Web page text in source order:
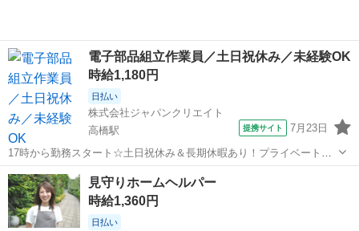
電子部品組立作業員／土日祝休み／未経験OK
時給1,180円
日払い
株式会社ジャパンクリエイト
高橋駅
提携サイト 7月23日
17時から勤務スタート☆土日祝休み＆長期休暇あり！プライベートも
充実できる職場です◎／20代・30代・40代・50代在籍中 ＼株式会社ジ
ャパンクリエイトの強み／ 【製造・物流に特化した圧倒的な専門性】
ジャパンクリエイト...
佐賀 武雄市 高橋駅
見守りホームヘルパー
時給1,360円
日払い